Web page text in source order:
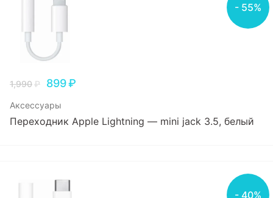
- 55%
1,990₽ 899₽
Аксессуары
Переходник Apple Lightning — mini jack 3.5, белый
- 40%